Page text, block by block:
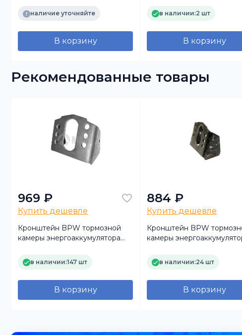
наличие уточняйте
В корзину
в наличии:2 шт
В корзину
Рекомендованные товары
969 ₽
Купить дешевле
Кронштейн BPW тормозной
камеры энергоаккумулятора
в наличии:147 шт
В корзину
884 ₽
Купить дешевле
Кронштейн BPW
камеры
в наличии:24 шт
В корзину